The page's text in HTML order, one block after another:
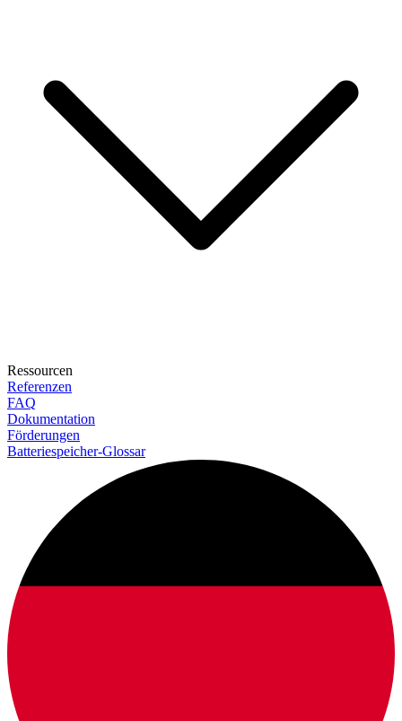
Ressourcen
Referenzen
FAQ
Dokumentation
Förderungen
Batteriespeicher-Glossar